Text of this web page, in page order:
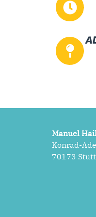
Manuel
Konrad-
70173